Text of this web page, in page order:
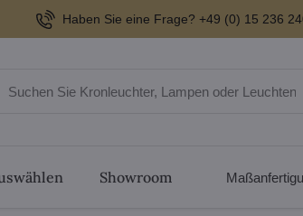
Haben Sie eine Frage? +49 (0) 15 236
Showroom